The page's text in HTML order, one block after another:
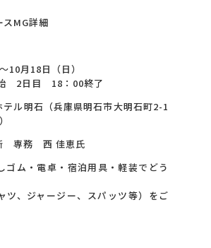
MG詳細
10月18日（日）
2日目 18：00終了
テル明石（兵庫県明石市大明石町2-1
専務 西 佳恵氏
ム・電卓・宿泊用具・軽装でどう
ツ、ジャージー、スパッツ等）をご